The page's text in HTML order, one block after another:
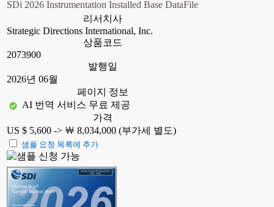
SDi 2026 Instrumentation Installed Base DataFile
리서치사
Strategic Directions International, Inc.
상품코드
2073900
발행일
2026년 06월
페이지 정보
AI 번역 서비스 무료 제공
가격
US $ 5,600 -> ￦ 8,034,000 (부가세 별도)
샘플 요청 목록에 추가